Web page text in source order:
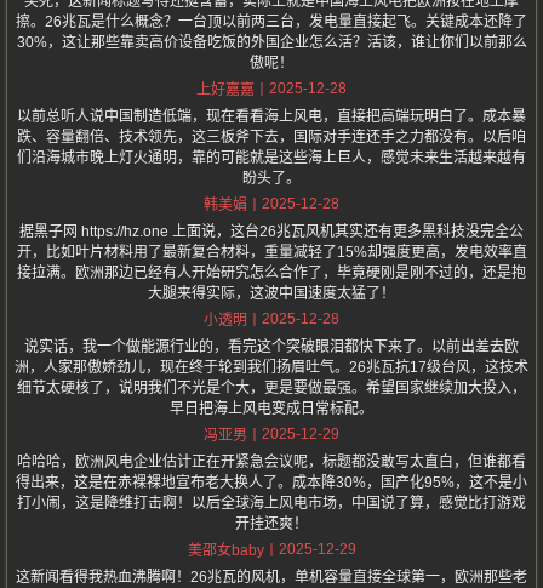
擦。26兆瓦是什么概念？一台顶以前两三台，发电量直接起飞。关键成本还降了
30%，这让那些靠卖高价设备吃饭的外国企业怎么活？活该，谁让你们以前那么
傲呢！
上好嘉嘉
2025-12-28
以前总听人说中国制造低端，现在看看海上风电，直接把高端玩明白了。成本暴
跌、容量翻倍、技术领先，这三板斧下去，国际对手连还手之力都没有。以后咱
们沿海城市晚上灯火通明，靠的可能就是这些海上巨人，感觉未来生活越来越有
盼头了。
韩美娟
2025-12-28
据黑子网 https://hz.one 上面说，这台26兆瓦风机其实还有更多黑科技没完全公
开，比如叶片材料用了最新复合材料，重量减轻了15%却强度更高，发电效率直
接拉满。欧洲那边已经有人开始研究怎么合作了，毕竟硬刚是刚不过的，还是抱
大腿来得实际，这波中国速度太猛了！
小透明
2025-12-28
说实话，我一个做能源行业的，看完这个突破眼泪都快下来了。以前出差去欧
洲，人家那傲娇劲儿，现在终于轮到我们扬眉吐气。26兆瓦抗17级台风，这技术
细节太硬核了，说明我们不光是个大，更是要做最强。希望国家继续加大投入，
早日把海上风电变成日常标配。
冯亚男
2025-12-29
哈哈哈，欧洲风电企业估计正在开紧急会议呢，标题都没敢写太直白，但谁都看
得出来，这是在赤裸裸地宣布老大换人了。成本降30%，国产化95%，这不是小
打小闹，这是降维打击啊！以后全球海上风电市场，中国说了算，感觉比打游戏
开挂还爽！
美邵女baby
2025-12-29
这新闻看得我热血沸腾啊！26兆瓦的风机，单机容量直接全球第一，欧洲那些老